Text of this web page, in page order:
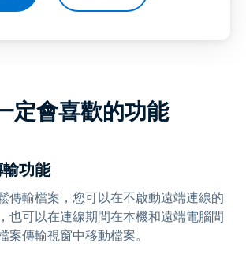
定會喜歡的功能
功能
傳輸檔案，您可以在不啟動遠端連線的
也可以在連線期間在本機和遠端電腦間
案傳輸視窗中移動檔案。